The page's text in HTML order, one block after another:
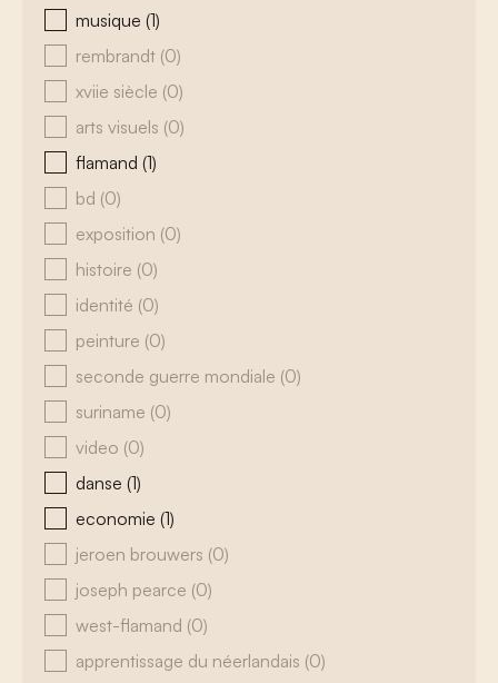
musique (1)
rembrandt (0)
xviie siècle (0)
arts visuels (0)
flamand (1)
bd (0)
exposition (0)
histoire (0)
identité (0)
peinture (0)
seconde guerre mondiale (0)
suriname (0)
video (0)
danse (1)
economie (1)
jeroen brouwers (0)
joseph pearce (0)
west-flamand (0)
apprentissage du néerlandais (0)